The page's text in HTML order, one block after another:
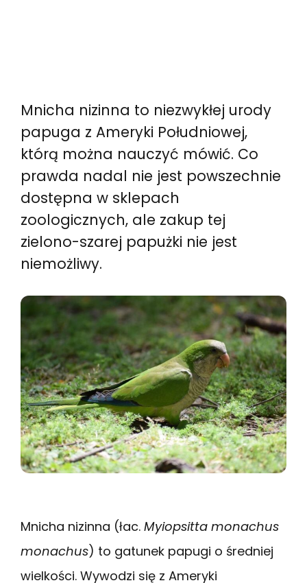
Mnicha nizinna to niezwykłej urody
papuga z Ameryki Południowej,
którą można nauczyć mówić. Co
prawda nadal nie jest powszechnie
dostępna w sklepach
zoologicznych, ale zakup tej
zielono-szarej papużki nie jest
niemożliwy.
Mnicha nizinna (łac. Myiopsitta monachus
monachus) to gatunek papugi o średniej
wielkości. Wywodzi się z Ameryki